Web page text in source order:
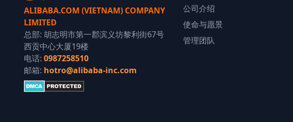
ALIBABA.COM (VIETNAM) COMPANY
LIMITED
总部: 胡志明市第一郡滨义坊黎利街67号
西贡中心大厦19楼
电话: 0987258510
邮箱: hotro@alibaba-inc.com
公司介绍
使命与愿景
管理团队